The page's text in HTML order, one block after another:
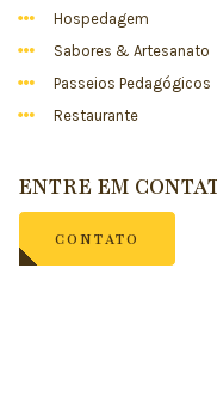
Hospedagem
Sabores & Artesanato
Passeios Pedagógicos
Restaurante
ENTRE EM
CONTATO